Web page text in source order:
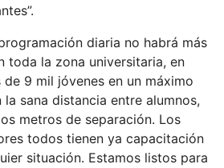
diaria no habrá más
toda la zona universitaria, en
9 mil jóvenes en un máximo
sana distancia entre alumnos,
metros de separación. Los
todos tienen ya capacitación
situación. Estamos listos para